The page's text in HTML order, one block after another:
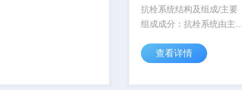
抗栓系统结构及组成/主要
组成成分：抗栓系统由主
电源线和内嵌型软件组成。
查看详情